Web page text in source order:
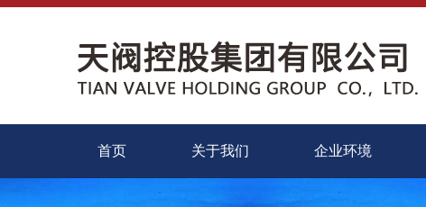
首页 关于我们 企业环境